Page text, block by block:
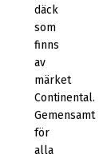
däck
som
finns
av
märket
Continental.
Gemensamt
för
alla